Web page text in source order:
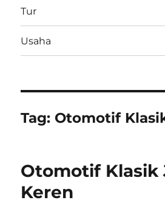
Tur
Usaha
Tag: Otomotif
Otomotif Klasik
Keren